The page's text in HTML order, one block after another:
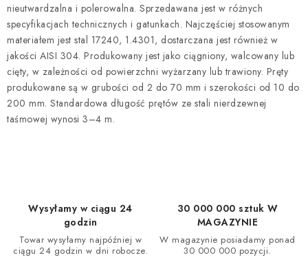
nieutwardzalna i polerowalna. Sprzedawana jest w różnych
specyfikacjach technicznych i gatunkach. Najczęściej stosowanym
materiałem jest stal 17240, 1.4301, dostarczana jest również w
jakości AISI 304. Produkowany jest jako ciągniony, walcowany lub
cięty, w zależności od powierzchni wyżarzany lub trawiony. Pręty
produkowane są w grubości od 2 do 70 mm i szerokości od 10 do
200 mm. Standardowa długość prętów ze stali nierdzewnej
taśmowej wynosi 3–4 m.
Wysyłamy w ciągu 24
godzin
Towar wysyłamy najpóźniej w
ciągu 24 godzin w dni robocze.
30 000 000 sztuk W
MAGAZYNIE
W magazynie posiadamy ponad
30 000 000 pozycji.